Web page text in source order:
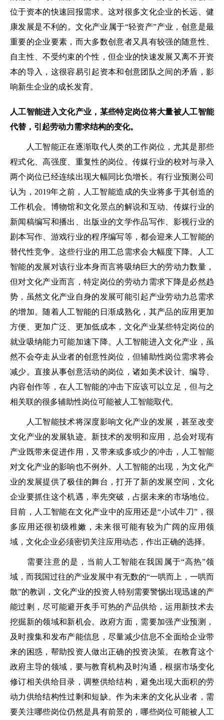
位于资本的快速回报需求。这对很多文化企业的长远、健
康发展是不利的。文化产业属于“轻资产”产业，创意是最
重要的企业要素，而大多数创意者又具有较强的随意性、
自主性、不受约束的个性，但企业的快速发展又离不开资
本的导入，这很容易引起资本和创意团队之间的矛盾，影
响新生企业的成长发育。
人工智能进入文化产业，某些特定岗位将大量被人工智能
代替，引起劳动力需求结构的变化。
人工智能正在逐渐取代人类的工作岗位，尤其是那些
程式化、高强度、重复性的岗位。传媒行业的校对与录入
两个岗位已经连续出现大幅同比负增长。有行业预测公司
认为，2019年之前，人工智能造成的失业将多于其创造的
工作机会。博物馆和文化景点的解说和互动、传媒行业的
新闻稿编写和播出、出版业的文学作品写作、影视行业的
剧本写作、游戏行业的程序编写等，都会迎来人工智能的
替代性竞争。这些行业的用工总需求会大幅度下降。人工
智能的发展对该行业本身而言将吸纳巨大的劳动力数量，
但对文化产业而言，特定岗位的劳动力需求下降是必然趋
势，虽然文化产业自身的发展可能引起产业劳动力总需求
的增加。随着人工智能的日渐成熟化，其产品的应用更加
方便、更加广泛、更加低成本，文化产业某些特定岗位的
就业吸纳能力可能加速下降。人工智能进入文化产业，虽
然不会夺走从业者的创意性岗位，但辅助性岗位需求将会
减少。直接从事创意活动的岗位，诸如美术设计、编导、
内容创作等，在人工智能的冲击下应该可以立足，但与之
相关联的很多辅助性岗位可能被人工智能取代。
人工智能技术将深度影响文化产业的发展，甚至改变
文化产业的发展轨迹。新技术的发明和应用，总会对现有
产业既带来促进作用，又带来或多或少的冲击，人工智能
对文化产业的影响也不例外。人工智能的出现，为文化产
业的发展提供了极佳的舞台，打开了新的发展空间，文化
企业要抓住这个机遇，率先突破，占据未来的市场地位。
目前，人工智能在文化产业中的应用还是“小试牛刀”，很
多应用还很初级稚嫩，未来很可能有较为广阔的应用领
域，文化企业必须密切关注应用动态，作出正确的选择。
需要注意的是，当前人工智能在我国属于“高热”领
域，而我国过往的产业发展中有无数的“一哄而上，一哄而
散”的教训，文化产业的投资人特别需要警惕出现迅速的产
能过剩，尽可能避开炙手可热的产品供给，运用新技术去
挖掘新的领域和新机会。政府方面，需要加强产业预测，
及时搜集和发布产能信息，尽量减少信息不全面给企业带
来的困惑，帮助投资人做出正确的投资决策。在教育这个
政府主导的领域，要与教育机构及时沟通，根据市场变化
修订相关供给目录，调整供给结构，避免出现大面积的劳
动力供给结构性过剩和短缺。作为未来的文化从业者，需
要关注哪些岗位仍然是具有前景的，哪些岗位可能被人工